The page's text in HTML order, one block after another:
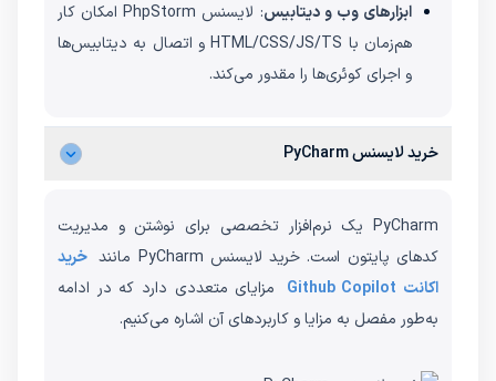
ابزارهای وب و دیتابیس
: لایسنس PhpStorm امکان کار
هم‌زمان با HTML/CSS/JS/TS و اتصال به دیتابیس‌ها
و اجرای کوئری‌ها را مقدور می‌کند.
خرید لایسنس PyCharm
PyCharm یک نرم‌افزار تخصصی برای نوشتن و مدیریت
کدهای پایتون است. خرید لایسنس PyCharm مانند
خرید
اکانت Github Copilot
مزایای متعددی دارد که در ادامه
به‌طور مفصل به مزایا و کاربردهای آن اشاره می‌کنیم.